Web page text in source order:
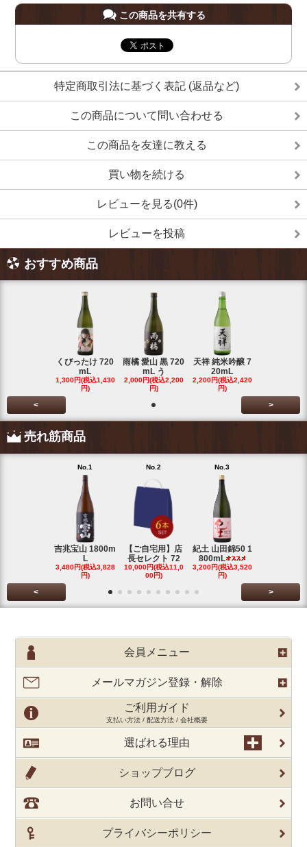
この商品を共有する
特定商取引法に基づく表記 (返品など)
この商品について問い合わせる
この商品を友達に教える
買い物を続ける
レビューを見る(0件)
レビューを投稿
おすすめ商品
くびったけ 720
mL
1,300円(税込1,430
円)
雨橘 愛山 黒 720
mL う
2,000円(税込2,200
円)
天祥 純米吟醸 7
20mL
2,200円(税込2,420
円)
< >
売れ筋商品
No.1
吉兆宝山 1800m
L
3,480円(税込3,828
円)
No.2
【ご自宅用】店
長セレクト 72
10,000円(税込11,0
00円)
No.3
紀土 山田錦50 1
800mL
3,200円(税込3,520
円)
< >
会員メニュー
メールマガジン登録・解除
ご利用ガイド
支払い方法 / 配送方法 / 会社概要
選ばれる理由
ショップブログ
お問い合せ
プライバシーポリシー